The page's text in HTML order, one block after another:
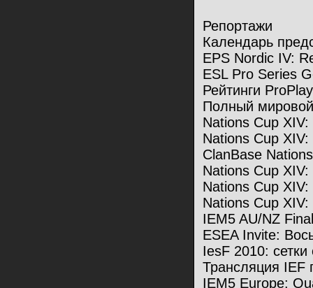
Репортажи
Календарь
EPS Nordic IV:
ESL Pro Series
Рейтинги
Полный
Nations Cup
Nations Cup
ClanBase
Nations Cup XIV:
Nations Cup
Nations Cup
IEM5 AU/NZ
ESEA Invite:
IesF 2010: сетки
Трансляция IEF
IEM5 Europe: